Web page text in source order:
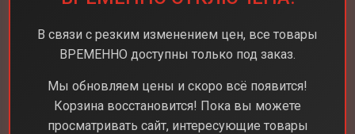
В связи с резким изменением цен, все товары
ВРЕМЕННО доступны только под заказ.
Мы обновляем цены и скоро всё появится!
Корзина восстановится! Пока вы можете
просматривать сайт, интересующие товары